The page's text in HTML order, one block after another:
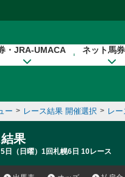
・JRA-UMACA ネット馬
ー > レース結果 開催選択 > レ
果
日（日曜）1回札幌6日 10レース